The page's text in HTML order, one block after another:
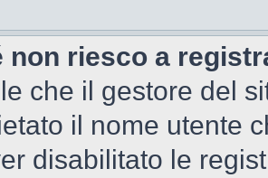
non riesco a
che il gestore del
il nome utente
disabilitato le